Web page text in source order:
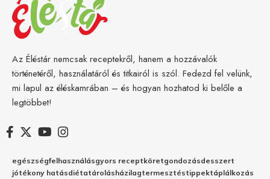
Az Éléstár nemcsak receptekről, hanem a hozzávalók
történetéről, használatáról és titkairól is szól. Fedezd fel velünk,
mi lapul az éléskamrában – és hogyan hozhatod ki belőle a
legtöbbet!
egészségfelhasználásgyors receptköretgondozásdesszert
jótékony hatásdiétatárolásházilagtermesztéstippektáplálkozás